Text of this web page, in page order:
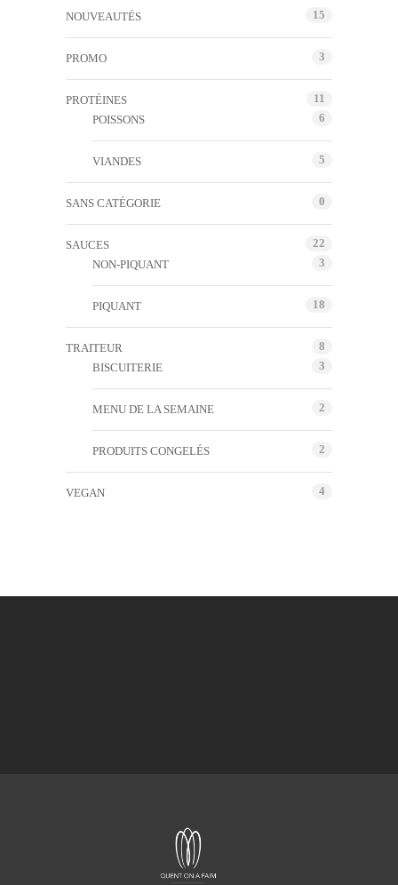
NOUVEAUTÉS 15
PROMO 3
PROTÉINES
11
POISSONS
6
VIANDES 5
SANS CATÉGORIE 0
SAUCES
22
NON-PIQUANT
3
PIQUANT 18
TRAITEUR
8
BISCUITERIE
3
MENU DE LA SEMAINE 2
PRODUITS CONGELÉS 2
VEGAN 4